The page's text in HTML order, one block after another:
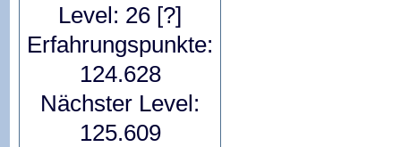
Level: 26 [?]
Erfahrungspunkte:
124.628
Nächster Level:
125.609